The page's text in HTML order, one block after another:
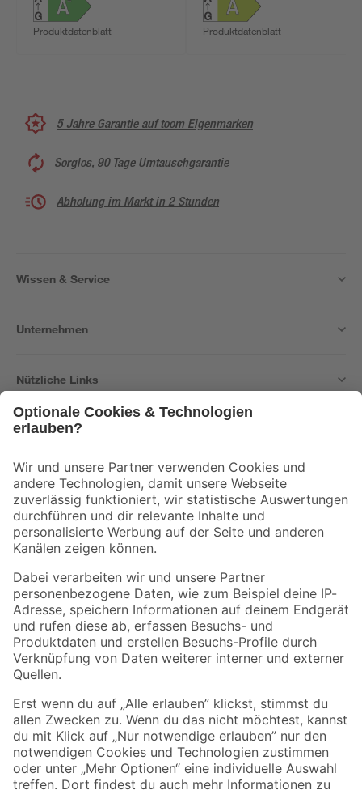
Produktdatenblatt Produktdatenblatt
5 Jahre Garantie auf toom Eigenmarken
Sorglos, 90 Tage Umtauschgarantie
Abholung im Markt in 2 Stunden
Wissen & Service
Unternehmen
Nützliche Links
Der toom Newsletter: Keine Angebote und Aktionen mehr verpassen!
Zur Newsletter Anmeldung
Folge uns
Zahlungsarten Versandarten
Sicher einkaufen
Jetzt die toom-App herunterladen